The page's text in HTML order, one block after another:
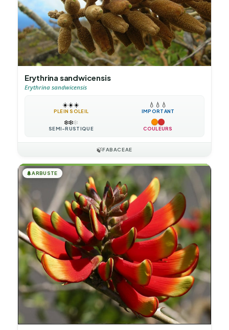
Erythrina sandwicensis
Erythrina sandwicensis
☀️☀️☀️
PLEIN SOLEIL
💧 💧 💧
IMPORTANT
❄️❄️❄️
SEMI-RUSTIQUE COULEURS
🍃FABACEAE
🌲ARBUSTE